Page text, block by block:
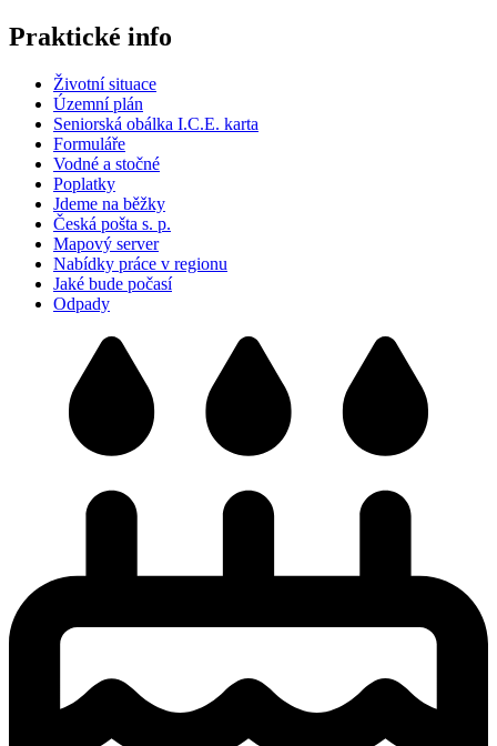
Praktické info
Životní situace
Územní plán
Seniorská obálka I.C.E. karta
Formuláře
Vodné a stočné
Poplatky
Jdeme na běžky
Česká pošta s. p.
Mapový server
Nabídky práce v regionu
Jaké bude počasí
Odpady